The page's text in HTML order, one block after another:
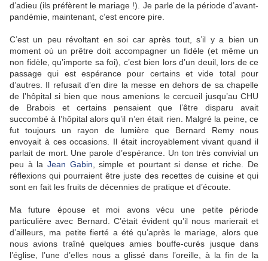
d’adieu (ils préfèrent le mariage !). Je parle de la période d’avant-
pandémie, maintenant, c’est encore pire.
C’est un peu révoltant en soi car après tout, s’il y a bien un
moment où un prêtre doit accompagner un fidèle (et même un
non fidèle, qu’importe sa foi), c’est bien lors d’un deuil, lors de ce
passage qui est espérance pour certains et vide total pour
d’autres. Il refusait d’en dire la messe en dehors de sa chapelle
de l’hôpital si bien que nous amenions le cercueil jusqu’au CHU
de Brabois et certains pensaient que l’être disparu avait
succombé à l’hôpital alors qu’il n’en était rien. Malgré la peine, ce
fut toujours un rayon de lumière que Bernard Remy nous
envoyait à ces occasions. Il était incroyablement vivant quand il
parlait de mort. Une parole d’espérance. Un ton très convivial un
peu à la Jean Gabin , simple et pourtant si dense et riche. De
réflexions qui pourraient être juste des recettes de cuisine et qui
sont en fait les fruits de décennies de pratique et d’écoute.
Ma future épouse et moi avons vécu une petite période
particulière avec Bernard. C’était évident qu’il nous marierait et
d’ailleurs, ma petite fierté a été qu’après le mariage, alors que
nous avions traîné quelques amies bouffe-curés jusque dans
l’église, l’une d’elles nous a glissé dans l’oreille, à la fin de la